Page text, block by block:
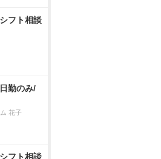
フト相談
勤のみ/
花子
フト相談